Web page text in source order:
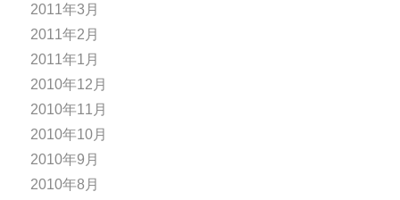
2011年3月
2011年2月
2011年1月
2010年12月
2010年11月
2010年10月
2010年9月
2010年8月